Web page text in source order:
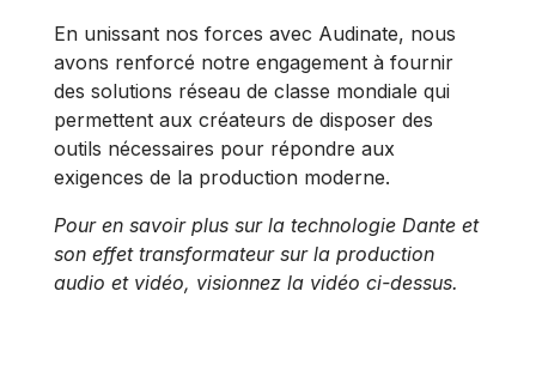
En unissant nos forces avec Audinate, nous
avons renforcé notre engagement à fournir
des solutions réseau de classe mondiale qui
permettent aux créateurs de disposer des
outils nécessaires pour répondre aux
exigences de la production moderne.
Pour en savoir plus sur la technologie Dante et
son effet transformateur sur la production
audio et vidéo, visionnez la vidéo ci-dessus.